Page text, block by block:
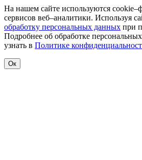
На нашем сайте используются
сервисов веб–аналитики. Используя
обработку персональных данных при
Подробнее об обработке
узнать в Политике
Ок